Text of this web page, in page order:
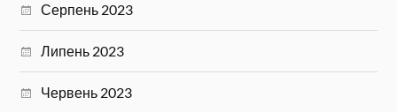
Серпень 2023
Липень 2023
Червень 2023